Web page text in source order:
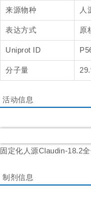
来源物种 人
表达方式 原
Uniprot ID
分子量
活动信息
固定化人源Claudin-18.2
制剂信息